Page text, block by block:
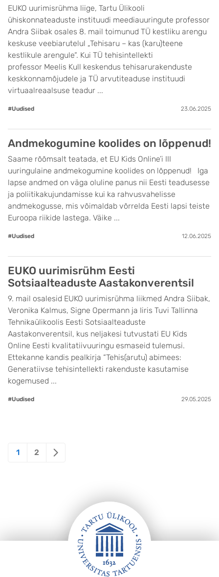
EUKO uurimisrühma liige, Tartu Ülikooli
ühiskonnateaduste instituudi meediauuringute professor
Andra Siibak osales 8. mail toimunud TÜ kestliku arengu
keskuse veebiarutelul „Tehisaru – kas (karu)teene
kestlikule arengule“. Kui TÜ tehisintellekti
professor Meelis Kull keskendus tehisarurakenduste
keskkonnamõjudele ja TÜ arvutiteaduse instituudi
virtuaalreaalsuse teadur ...
#Uudised 23.06.2025
Andmekogumine koolides on lõppenud!
Saame rõõmsalt teatada, et EU Kids Online’i III
uuringulaine andmekogumine koolides on lõppenud! Iga
lapse andmed on väga oluline panus nii Eesti teadusesse
ja poliitikakujundamisse kui ka rahvusvahelisse
andmekogusse, mis võimaldab võrrelda Eesti lapsi teiste
Euroopa riikide lastega. Väike ...
#Uudised 12.06.2025
EUKO uurimisrühm Eesti
Sotsiaalteaduste Aastakonverentsil
9. mail osalesid EUKO uurimisrühma liikmed Andra Siibak,
Veronika Kalmus, Signe Opermann ja Iiris Tuvi Tallinna
Tehnikaülikoolis Eesti Sotsiaalteaduste
Aastakonverentsil, kus neljakesi tutvustati EU Kids
Online Eesti kvalitatiivuuringu esmaseid tulemusi.
Ettekanne kandis pealkirja “Tehis(arutu) abimees:
Generatiivse tehisintellekti rakenduste kasutamise
kogemused ...
#Uudised 29.05.2025
Posts
1 2